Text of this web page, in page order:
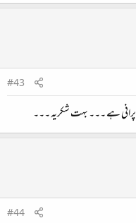
#43
پرانی ہے ۔۔۔ بہت شکریہ ۔۔۔
#44